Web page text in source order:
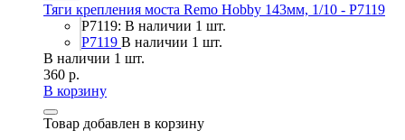
Тяги крепления моста Remo Hobby 143мм, 1/10 - P7119
P7119: В наличии 1 шт.
P7119 В наличии 1 шт.
В наличии 1 шт.
360 р.
В корзину
Товар добавлен в корзину